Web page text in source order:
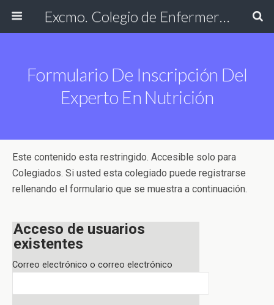
Excmo. Colegio de Enfermería de Cádiz
Formulario De Inscripción Del
Experto En Nutrición
Este contenido esta restringido. Accesible solo para
Colegiados. Si usted esta colegiado puede registrarse
rellenando el formulario que se muestra a continuación.
Acceso de usuarios
existentes
Correo electrónico o correo electrónico